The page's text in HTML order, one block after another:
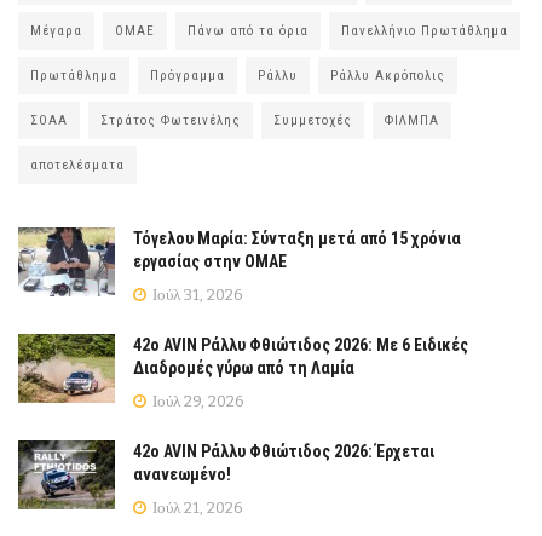
Μέγαρα ΟΜΑΕ Πάνω από τα όρια Πανελλήνιο Πρωτάθλημα
Πρωτάθλημα Πρόγραμμα Ράλλυ Ράλλυ Ακρόπολις
ΣΟΑΑ Στράτος Φωτεινέλης Συμμετοχές ΦΙΛΜΠΑ
αποτελέσματα
Τόγελου Μαρία: Σύνταξη μετά από 15 χρόνια
εργασίας στην ΟΜΑΕ
Ιούλ 31, 2026
42ο AVIN Ράλλυ Φθιώτιδος 2026: Με 6 Ειδικές
Διαδρομές γύρω από τη Λαμία
Ιούλ 29, 2026
42ο AVIN Ράλλυ Φθιώτιδος 2026: Έρχεται
ανανεωμένο!
Ιούλ 21, 2026